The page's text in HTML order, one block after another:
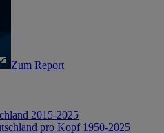
Zum Report
2015-2025
pro Kopf 1950-2025